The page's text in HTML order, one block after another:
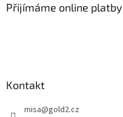
Přijímáme online platby
Kontakt
misa@gold2.cz